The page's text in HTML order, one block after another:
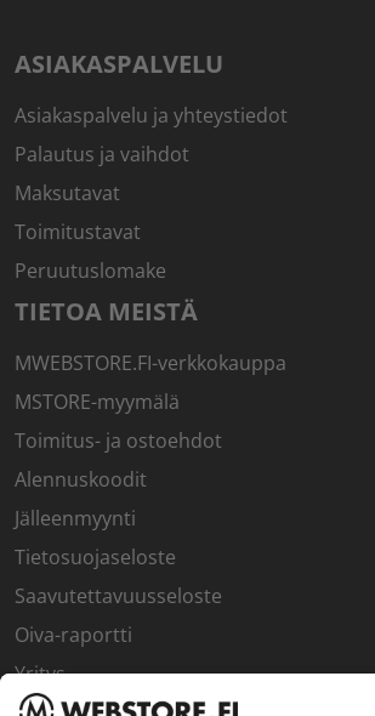
ASIAKASPALVELU
Asiakaspalvelu ja yhteystiedot
Palautus ja vaihdot
Maksutavat
Toimitustavat
Peruutuslomake
TIETOA MEISTÄ
MWEBSTORE.FI-verkkokauppa
MSTORE-myymälä
Toimitus- ja ostoehdot
Alennuskoodit
Jälleenmyynti
Tietosuojaseloste
Saavutettavuusseloste
Oiva-raportti
Yritys